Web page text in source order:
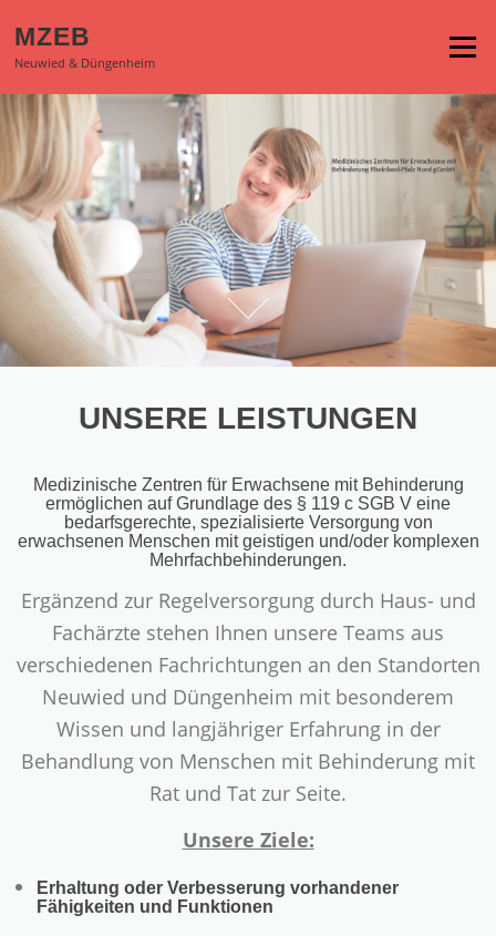
Inhalt
springen
MZEB
Neuwied & Düngenheim
Menü
UNSERE LEISTUNGEN
Medizinische Zentren für Erwachsene mit Behinderung
ermöglichen auf Grundlage des § 119 c SGB V eine
bedarfsgerechte, spezialisierte Versorgung von
erwachsenen Menschen mit geistigen und/oder komplexen
Mehrfachbehinderungen.
Ergänzend zur Regelversorgung durch Haus- und
Fachärzte stehen Ihnen unsere Teams aus
verschiedenen Fachrichtungen an den Standorten
Neuwied und Düngenheim mit besonderem
Wissen und langjähriger Erfahrung in der
Behandlung von Menschen mit Behinderung mit
Rat und Tat zur Seite.
Unsere Ziele:
Erhaltung oder Verbesserung vorhandener
Fähigkeiten und Funktionen